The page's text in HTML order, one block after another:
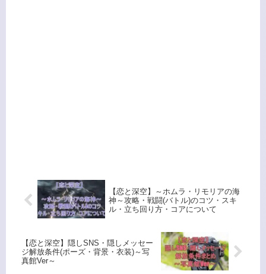
【恋と深空】～ホムラ・リモリアの海
神～攻略・戦闘(バトル)のコツ・スキ
ル・立ち回り方・コアについて
【恋と深空】隠しSNS・隠しメッセー
ジ解放条件(ポーズ・背景・衣装)～写
真館Ver～